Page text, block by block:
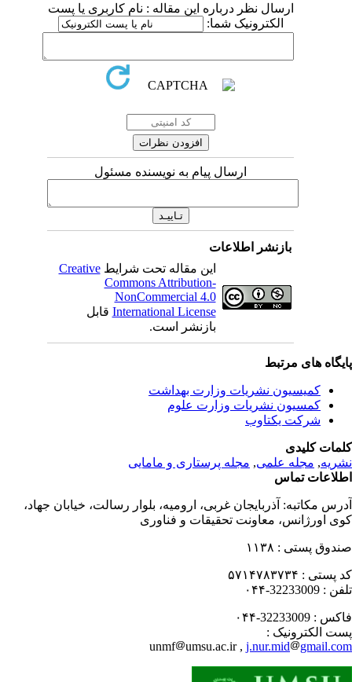
ارسال نظر درباره این مقاله : نام کاربری یا پست
الکترونیک شما:
ارسال پیام به نویسنده مسئول
بازنشر اطلاعات
این مقاله تحت شرایطCreative
Commons Attribution-
NonCommercial 4.0
International Licenseقابل
بازنشر است.
های مرتبط
کمیسیون نشریات وزارت بهداشت
کمسیون نشریات وزارت علوم
شرکت یکتاوب
کلیدی
,مجله علمی, مجله پرستاری و مامایی
تماس
مکاتبه:آذربایجان غربی، ارومیه، بلوار رسالت، خیابان جهاد،
اورژانس، معاونت تحقیقات و فناوری
پستی : ۱۱۳۸
پستی : ۵۷۱۴۷۸۳۷۳۴
: 32233009-۰۴۴
: 32233009-۰۴۴
الکترونیک :
unmf
umsu.ac.ir ,j.nur.mid